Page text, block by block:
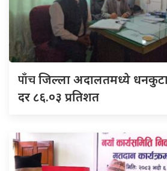
पाँचजिल्ला अदालतमध्ये
दर ८६.०३ प्रतिशत